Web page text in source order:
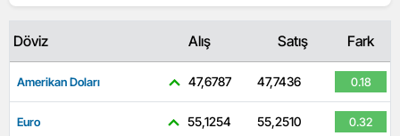
Döviz Alış Satış Fark
Amerikan Doları 47,6787 47,7436 0.18
Euro 55,1254 55,2510 0.32